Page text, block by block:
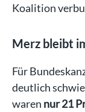
Koalition
Merz bleibt
Für
deutlich
waren nur 21